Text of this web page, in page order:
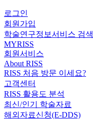
로그인
회원가입
학술연구정보서비스 검색
MYRISS
회원서비스
About RISS
RISS 처음 방문 이세요?
고객센터
RISS 활용도 분석
최신/인기 학술자료
해외자료신청(E-DDS)